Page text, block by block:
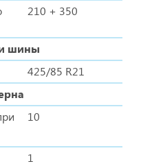
210 + 350
шины
425/85 R21
10
1